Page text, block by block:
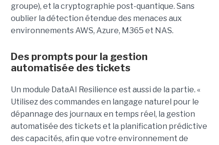
groupe), et la cryptographie post-quantique. Sans
oublier la détection étendue des menaces aux
environnements AWS, Azure, M365 et NAS.
Des prompts pour la gestion
automatisée des tickets
Un module DataAI Resilience est aussi de la partie. «
Utilisez des commandes en langage naturel pour le
dépannage des journaux en temps réel, la gestion
automatisée des tickets et la planification prédictive
des capacités, afin que votre environnement de